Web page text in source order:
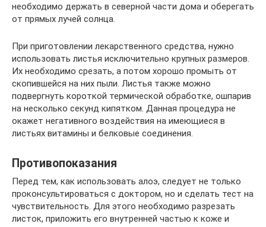
необходимо держать в северной части дома и оберегать
от прямых лучей солнца.
При приготовлении лекарственного средства, нужно
использовать листья исключительно крупных размеров.
Их необходимо срезать, а потом хорошо промыть от
скопившейся на них пыли. Листья также можно
подвергнуть короткой термической обработке, ошпарив
на несколько секунд кипятком. Данная процедура не
окажет негативного воздействия на имеющиеся в
листьях витамины и белковые соединения.
Противопоказания
Перед тем, как использовать алоэ, следует не только
проконсультироваться с доктором, но и сделать тест на
чувствительность. Для этого необходимо разрезать
листок, приложить его внутренней частью к коже и